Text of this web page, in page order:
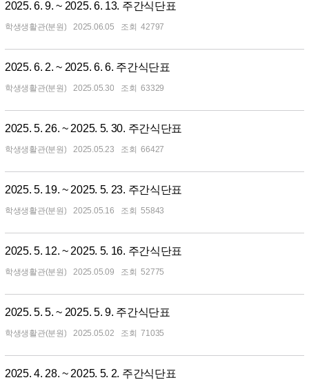
2025. 6. 9. ~ 2025. 6. 13. 주간식단표
학생생활관(분원) 2025.06.05 42797
2025. 6. 2. ~ 2025. 6. 6. 주간식단표
학생생활관(분원) 2025.05.30 63329
2025. 5. 26. ~ 2025. 5. 30. 주간식단표
학생생활관(분원) 2025.05.23 66427
2025. 5. 19. ~ 2025. 5. 23. 주간식단표
학생생활관(분원) 2025.05.16 55843
2025. 5. 12. ~ 2025. 5. 16. 주간식단표
학생생활관(분원) 2025.05.09 52775
2025. 5. 5. ~ 2025. 5. 9. 주간식단표
학생생활관(분원) 2025.05.02 71035
2025. 4. 28. ~ 2025. 5. 2. 주간식단표